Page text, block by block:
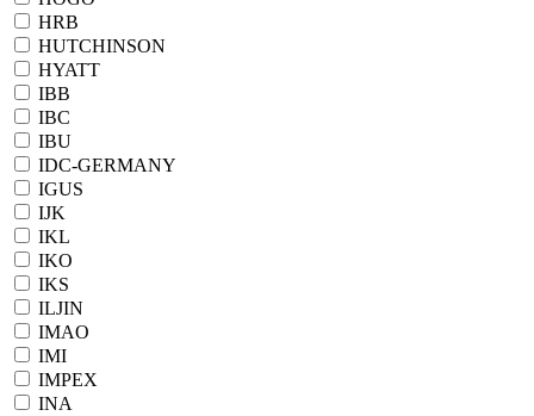
HRB
HUTCHINSON
HYATT
IBB
IBC
IBU
IDC-GERMANY
IGUS
IJK
IKL
IKO
IKS
ILJIN
IMAO
IMI
IMPEX
INA